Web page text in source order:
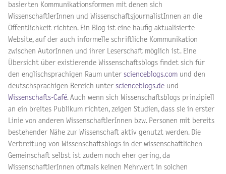
basierten Kommunikationsformen mit denen sich
WissenschaftlerInnen und WissenschaftsjournalistInnen an die
Öffentlichkeit richten. Ein Blog ist eine häufig aktualisierte
Website, auf der auch informelle schriftliche Kommunikation
zwischen AutorInnen und ihrer Leserschaft möglich ist. Eine
Übersicht über existierende Wissenschaftsblogs findet sich für
den englischsprachigen Raum unter scienceblogs.com und den
deutschsprachigen Bereich unter scienceblogs.de und
Wissenschafts-Café. Auch wenn sich Wissenschaftsblogs prinzipiell
an ein breites Publikum richten, zeigen Studien, dass sie in erster
Linie von anderen WissenschaftlerInnen bzw. Personen mit bereits
bestehender Nähe zur Wissenschaft aktiv genutzt werden. Die
Verbreitung von Wissenschaftsblogs in der wissenschaftlichen
Gemeinschaft selbst ist zudem noch eher gering, da
WissenschaftlerInnen oftmals keinen Mehrwert in solchen